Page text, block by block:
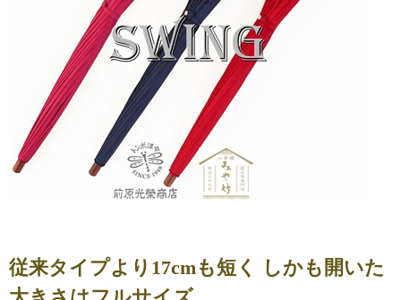
従来タイプより17cmも短く しかも開いた